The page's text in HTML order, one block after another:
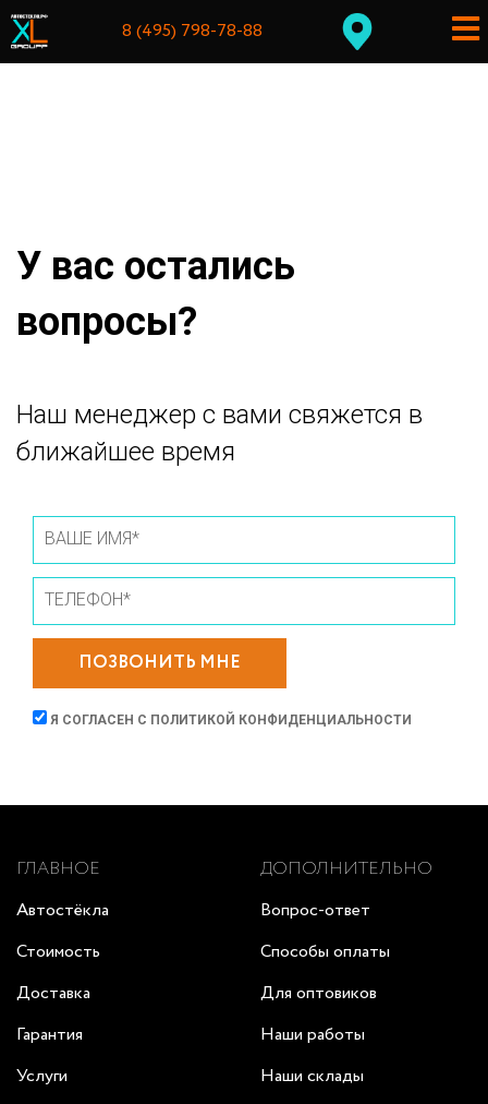
8 (495) 798-78-88
У вас остались
вопросы?
Наш менеджер с вами свяжется в
ближайшее время
ПОЗВОНИТЬ МНЕ
Я СОГЛАСЕН С ПОЛИТИКОЙ КОНФИДЕНЦИАЛЬНОСТИ
ГЛАВНОЕ
Автостёкла
Стоимость
Доставка
Гарантия
Услуги
ДОПОЛНИТЕЛЬНО
Вопрос-ответ
Способы оплаты
Для оптовиков
Наши работы
Наши склады